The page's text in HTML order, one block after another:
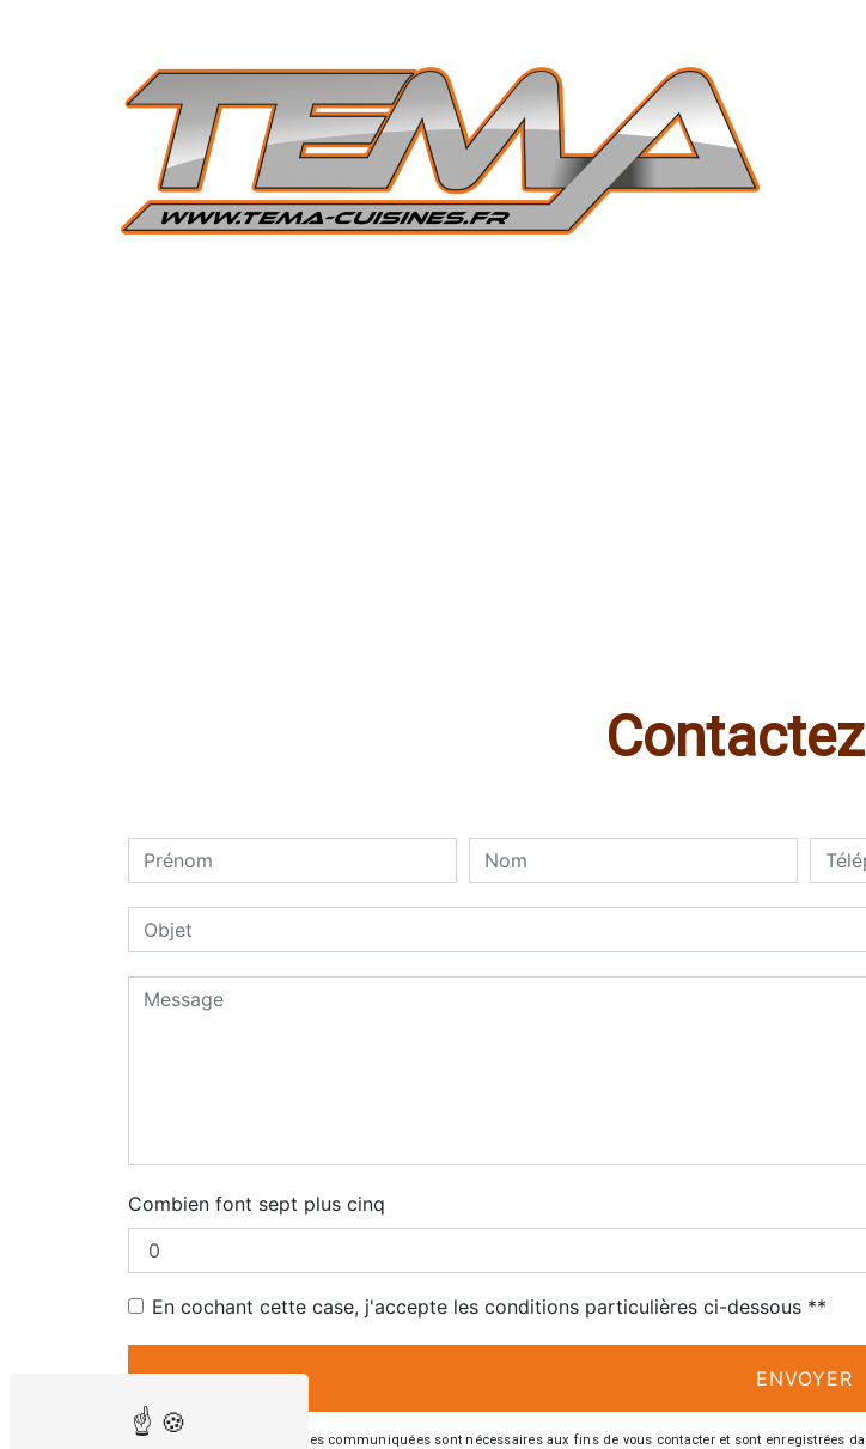
Combien font sept plus cinq
En cochant cette case, j'accepte les conditions particulières ci-dessous **
ENVOYER
** Les données personnelles communiquées sont nécessaires aux fins de vous contacter et sont enregistrées